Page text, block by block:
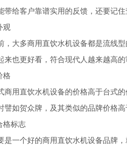
带给客户靠谱实用的反馈，还要记
观
，大多商用直饮水机设备都是流线
来也更好看，符合现代人越来越高的
格
商用直饮水机设备的价格高于台式
譬如贺众牌，及其类似的品牌价格
格标志
是一个好的商用直饮水机设备品牌